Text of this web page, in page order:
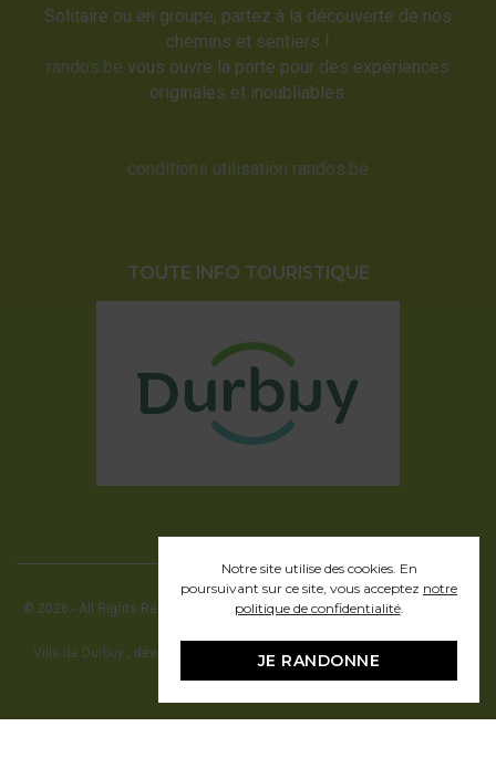
Solitaire ou en groupe, partez à la découverte de nos
chemins et sentiers !
randos.be vous ouvre la porte pour des expériences
originales et inoubliables.
conditions utilisation randos.be
TOUTE INFO TOURISTIQUE
© 2026 - All Rights Reserved - Office communal du Tourisme de la ville de
Ville de Durbuy , développement web en partenariat avec Pragmacom -
Notre site utilise des cookies. En
poursuivant sur ce site, vous acceptez notre
politique de confidentialité.
JE RANDONNE